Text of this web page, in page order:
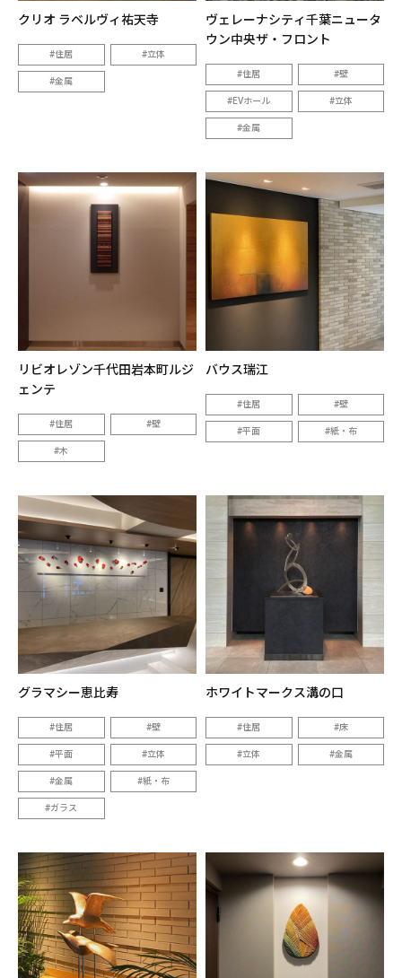
クリオ ラベルヴィ祐天寺
住居 立体
金属
ヴェレーナシティ千葉ニュータ
ウン中央ザ・フロント
住居 壁
EVホール 立体
金属
リビオレゾン千代田岩本町ルジ
ェンテ
住居 壁
木
バウス瑞江
住居 壁
平面 紙・布
グラマシー恵比寿
住居 壁
平面 立体
金属 紙・布
ガラス
ホワイトマークス溝の口
住居 床
立体 金属